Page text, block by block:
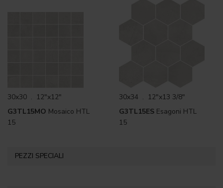
30x30 . 12"x12"
G3TL15MO Mosaico HTL
15
30x34 . 12"x13 3/8"
G3TL15ES Esagoni HTL
15
PEZZI SPECIALI